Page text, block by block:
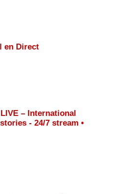
en Direct
– International
- 24/7 stream •